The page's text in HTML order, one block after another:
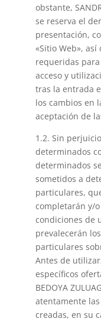
obstante,
se reserva el
presentación,
«Sitio Web»,
requeridas
acceso y
tras la entrada
los cambios en
aceptación de
1.2. Sin
determinados
determinados
sometidos a
particulares,
completarán y/
condiciones de
prevalecerán
particulares
Antes de
específicos
BEDOYA
atentamente
creadas, en su